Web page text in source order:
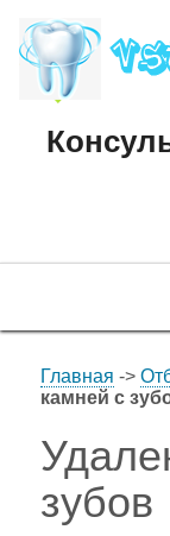
Главная ->
камней с
зубов